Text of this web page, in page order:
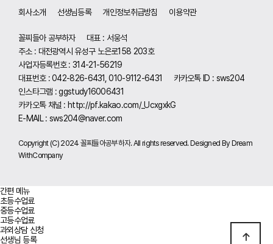
회사소개 선생님등록 개인정보취급방침 이용약관
꼴찌들아 공부하자
대표 : 서웅석
주소 : 대전광역시 유성구 노은로158 203호
사업자등록번호 : 314-21-56219
대표번호 : 042-826-6431, 010-9112-6431
카카오톡 ID : sws204
인스타그램 : ggstudy16006431
카카오톡 채널 : http://pf.kakao.com/_UcxgxkG
E-MAIL : sws204@naver.com
Copyright (C) 2024 꼴찌들아공부하자. All rights reserved. Designed By Dream
WithCompany
간편 메뉴
초등수업료
중등수업료
고등수업료
과외상담 신청
선생님 등록